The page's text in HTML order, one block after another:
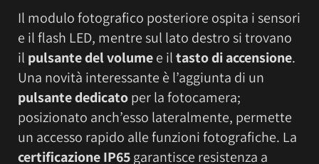
Il modulo fotografico posteriore ospita i sensori
e il flash LED, mentre sul lato destro si trovano
il pulsante del volumee iltasto di accensione.
Una novità interessante è l’aggiunta di un
pulsante dedicatoper la fotocamera;
posizionato anch’esso lateralmente, permette
un accesso rapido alle funzioni fotografiche. La
certificazione IP65garantisce resistenza a